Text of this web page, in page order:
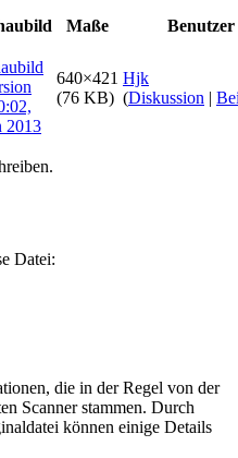
Maße Benutzer
640×421
(76 KB)
Hjk
(Diskussion |
Datei:
die in der Regel von der
Scanner stammen. Durch
können einige Details